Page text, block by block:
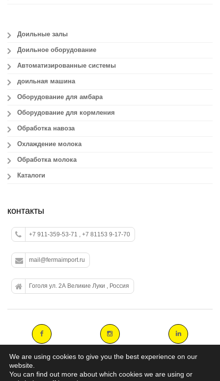
Доильные залы
Доильное оборудование
Автоматизированные системы
доильная машина
Оборудование для амбара
Оборудование для кормления
Обработка навоза
Охлаждение молока
Обработка молока
Каталоги
контакты
+7 911-359-53-71 , +7 81153 9-17-70
mail@fermaimport.ru
Гоголя ул. 2А Великие Луки , Россия
We are using cookies to give you the best experience on our
website.
You can find out more about which cookies we are using or